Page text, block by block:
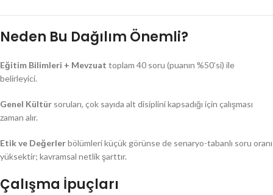
Neden Bu Dağılım Önemli?
Eğitim Bilimleri + Mevzuat toplam 40 soru (puanın %50’si) ile
belirleyici.
Genel Kültür soruları, çok sayıda alt disiplini kapsadığı için çalışması
zaman alır.
Etik ve Değerlerbölümleri küçük görünse de senaryo-tabanlı soru oranı
yüksektir; kavramsal netlik şarttır.
Çalışma İpuçları